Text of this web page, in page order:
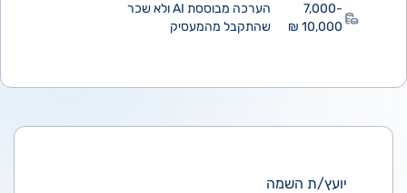
7,000-
10,000 ₪
הערכה מבוססת AI ולא שכר
שהתקבל מהמעסיק
יועץ/ת השמה